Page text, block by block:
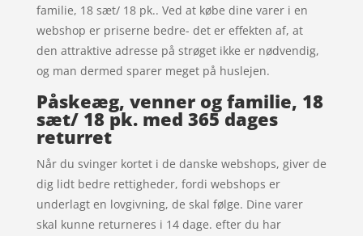
familie, 18 sæt/ 18 pk.. Ved at købe dine varer i en
webshop er priserne bedre- det er effekten af, at
den attraktive adresse på strøget ikke er nødvendig,
og man dermed sparer meget på huslejen.
Påskeæg, venner og familie, 18
sæt/ 18 pk. med 365 dages
returret
Når du svinger kortet i de danske webshops, giver de
dig lidt bedre rettigheder, fordi webshops er
underlagt en lovgivning, de skal følge. Dine varer
skal kunne returneres i 14 dage. efter du har